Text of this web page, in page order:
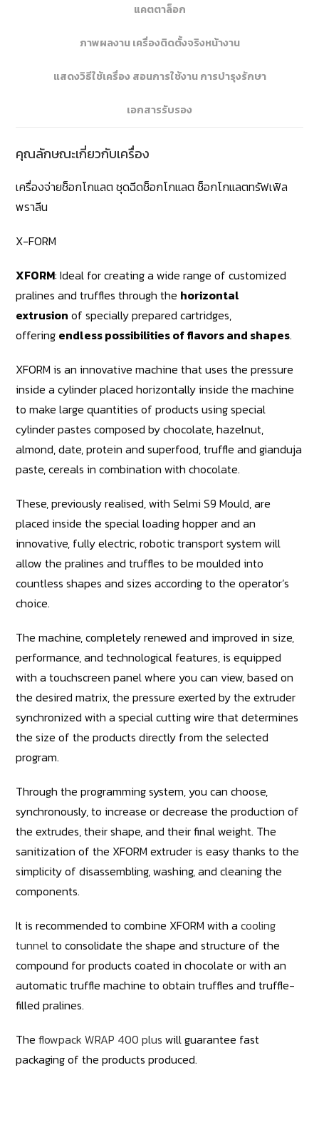
แคตตาล็อก
ภาพผลงาน เครื่องติดตั้งจริงหน้างาน
แสดงวิธีใช้เครื่อง สอนการใช้งาน การบำรุงรักษา
เอกสารรับรอง
คุณลักษณะเกี่ยวกับเครื่อง
เครื่องจ่ายช็อกโกแลต ชุดฉีดช็อกโกแลต ช็อกโกแลตทรัฟเฟิล
พราลีน
X-FORM
XFORM: Ideal for creating a wide range of customized
pralines and truffles through the horizontal
extrusion of specially prepared cartridges,
offering endless possibilities of flavors and shapes.
XFORM is an innovative machine that uses the pressure
inside a cylinder placed horizontally inside the machine
to make large quantities of products using special
cylinder pastes composed by chocolate, hazelnut,
almond, date, protein and superfood, truffle and gianduja
paste, cereals in combination with chocolate.
These, previously realised, with Selmi S9 Mould, are
placed inside the special loading hopper and an
innovative, fully electric, robotic transport system will
allow the pralines and truffles to be moulded into
countless shapes and sizes according to the operator’s
choice.
The machine, completely renewed and improved in size,
performance, and technological features, is equipped
with a touchscreen panel where you can view, based on
the desired matrix, the pressure exerted by the extruder
synchronized with a special cutting wire that determines
the size of the products directly from the selected
program.
Through the programming system, you can choose,
synchronously, to increase or decrease the production of
the extrudes, their shape, and their final weight. The
sanitization of the XFORM extruder is easy thanks to the
simplicity of disassembling, washing, and cleaning the
components.
It is recommended to combine XFORM with acooling
tunnelto consolidate the shape and structure of the
compound for products coated in chocolate or with an
automatic truffle machine to obtain truffles and truffle-
filled pralines.
Theflowpack WRAP 400 plus will guarantee fast
packaging of the products produced.